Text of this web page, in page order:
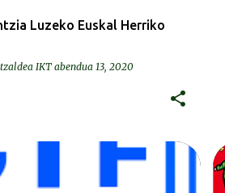
Luzeko Euskal Herriko
IKT abendua 13, 2020